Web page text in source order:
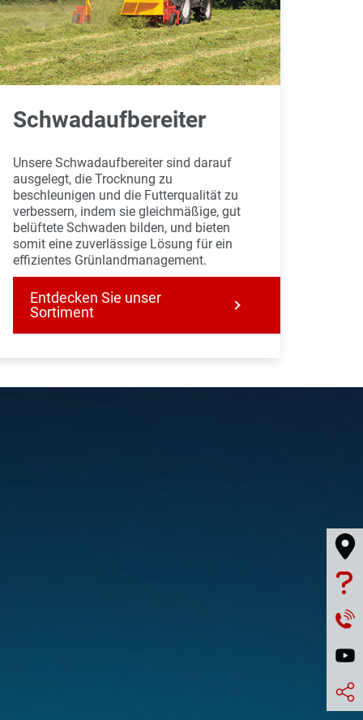
Schwadaufbereiter
Unsere Schwadaufbereiter sind darauf
ausgelegt, die Trocknung zu
beschleunigen und die Futterqualität zu
verbessern, indem sie gleichmäßige, gut
belüftete Schwaden bilden, und bieten
somit eine zuverlässige Lösung für ein
effizientes Grünlandmanagement.
Entdecken Sie unser
Sortiment



